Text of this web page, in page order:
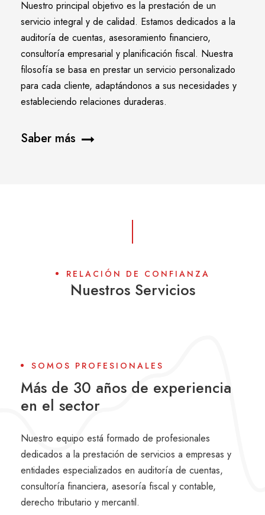
Nuestro principal objetivo es la prestación de un
servicio integral y de calidad. Estamos dedicados a la
auditoría de cuentas, asesoramiento financiero,
consultoría empresarial y planificación fiscal. Nuestra
filosofía se basa en prestar un servicio personalizado
para cada cliente, adaptándonos a sus necesidades y
estableciendo relaciones duraderas.
Saber más
RELACIÓN DE CONFIANZA
Nuestros Servicios
SOMOS PROFESIONALES
Más de 30 años de experiencia
en el sector
Nuestro equipo está formado de profesionales
dedicados a la prestación de servicios a empresas y
entidades especializados en auditoría de cuentas,
consultoría financiera, asesoría fiscal y contable,
derecho tributario y mercantil.